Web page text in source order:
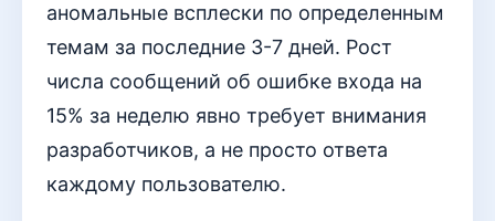
аномальные всплески по определенным
темам за последние 3-7 дней. Рост
числа сообщений об ошибке входа на
15% за неделю явно требует внимания
разработчиков, а не просто ответа
каждому пользователю.